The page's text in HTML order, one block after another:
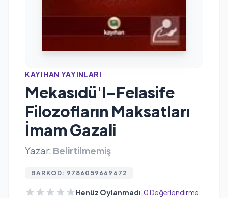
KAYIHAN YAYINLARI
Mekasıdü'l-Felasife
Filozofların Maksatları
İmam Gazali
Yazar: Belirtilmemiş
BARKOD: 9786059669672
Henüz Oylanmadı 0 Değerlendirme